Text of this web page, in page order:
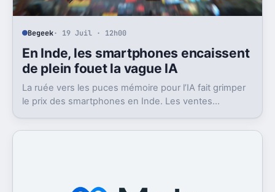
Begeek· 19 Juil · 12h00
En Inde, les smartphones encaissent
de plein fouet la vague IA
La ruée vers les puces mémoire pour l’IA fait grimper
le prix des smartphones en Inde. Les ventes